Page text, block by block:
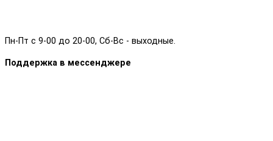
Пн-Пт с 9-00 до 20-00, Сб-Вс - выходные.
Поддержка в мессенджере